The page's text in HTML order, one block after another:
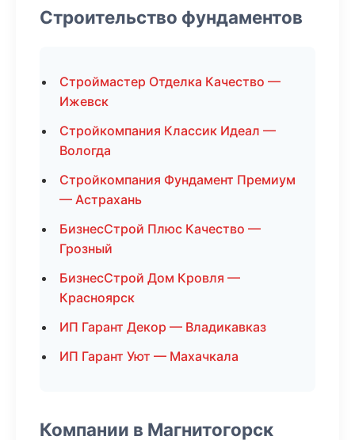
Строительство фундаментов
Строймастер Отделка Качество —
Ижевск
Стройкомпания Классик Идеал —
Вологда
Стройкомпания Фундамент Премиум
— Астрахань
БизнесСтрой Плюс Качество —
Грозный
БизнесСтрой Дом Кровля —
Красноярск
ИП Гарант Декор — Владикавказ
ИП Гарант Уют — Махачкала
Компании в Магнитогорск